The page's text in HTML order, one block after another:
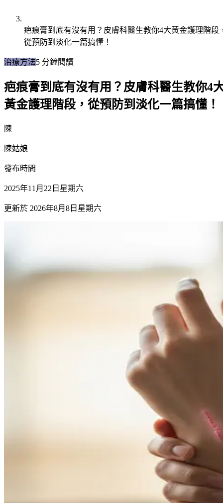
疤痕膏到底有沒有用？皮膚科醫生教你4大黃金護理階段
從預防到淡化一篇搞懂！
治療方法5 分鐘閱讀
疤痕膏到底有沒有用？皮膚科醫生教你4
黃金護理階段，從預防到淡化一篇搞懂！
陳
陳姑娘
發布時間
2025年11月22日星期六
更新於 2026年8月8日星期六